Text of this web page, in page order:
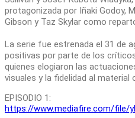
protagonizada por Iñaki Godoy,
Gibson y Taz Skylar como
La serie fue estrenada el 31 de
positivas por parte de los
quienes elogiaron las
visuales y la fidelidad al material
EPISODIO 1:
https://www.mediafire.com/file/